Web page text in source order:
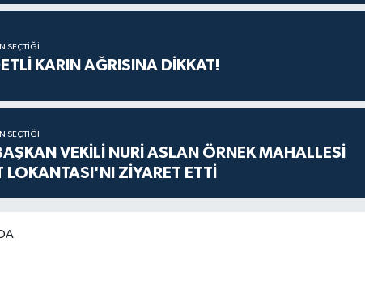
SEÇTIĞI
KARIN AĞRISINA DİKKAT!
SEÇTIĞI
VEKİLİ NURİ ASLAN ÖRNEK MAHALLESİ
LOKANTASI'NI ZİYARET ETTİ